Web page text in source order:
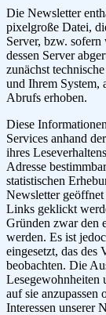
Die Newsletter
pixelgroße Datei,
Server, bzw. sofern
dessen Server
zunächst
und Ihrem System,
Abrufs erhoben.
Diese
Services anhand
ihres
Adresse
statistischen
Newsletter
Links geklickt
Gründen zwar den
werden. Es ist
eingesetzt, das des
beobachten. Die
Lesegewohnheiten
auf sie anzupassen
Interessen unserer